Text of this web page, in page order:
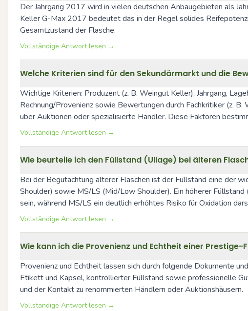
Der Jahrgang 2017 wird in vielen deutschen Anbaugebieten als
Keller G-Max 2017 bedeutet das in der Regel solides
Gesamtzustand der Flasche.
Vollständige Antwort lesen →
Welche Kriterien sind für den Sekundärmarkt und die
Wichtige Kriterien: Produzent (z. B. Weingut Keller), Jahrgang,
Rechnung/Provenienz sowie Bewertungen durch Fachkritiker (z.
über Auktionen oder spezialisierte Händler. Diese Faktoren
Vollständige Antwort lesen →
Wie beurteile ich den Füllstand (Ullage) bei älteren
Bei der Begutachtung älterer Flaschen ist der Füllstand eine der
Shoulder) sowie MS/LS (Mid/Low Shoulder). Ein höherer
sein, während MS/LS ein deutlich erhöhtes Risiko für Oxidation
Vollständige Antwort lesen →
Wie kann ich die Provenienz und Echtheit einer
Provenienz und Echtheit lassen sich durch folgende Dokumente
Etikett und Kapsel, kontrollierter Füllstand sowie professionelle
und der Kontakt zu renommierten Händlern oder Auktionshäusern.
Vollständige Antwort lesen →